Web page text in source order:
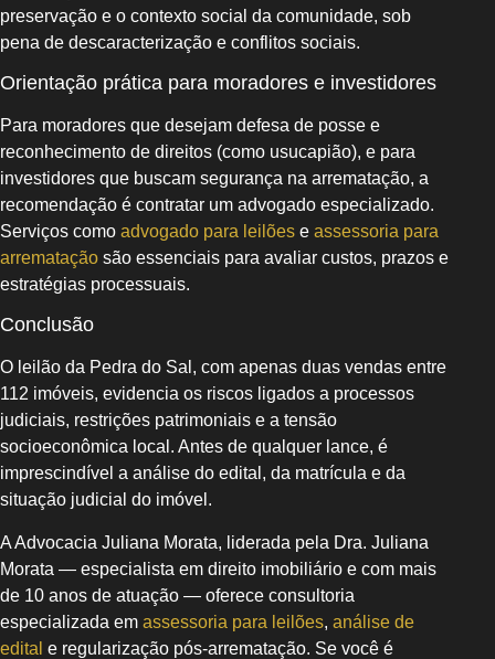
preservação e o contexto social da comunidade, sob
pena de descaracterização e conflitos sociais.
Orientação prática para moradores e investidores
Para moradores que desejam defesa de posse e
reconhecimento de direitos (como usucapião), e para
investidores que buscam segurança na arrematação, a
recomendação é contratar um advogado especializado.
Serviços como advogado para leilões e assessoria para
arrematação são essenciais para avaliar custos, prazos e
estratégias processuais.
Conclusão
O leilão da Pedra do Sal, com apenas duas vendas entre
112 imóveis, evidencia os riscos ligados a processos
judiciais, restrições patrimoniais e a tensão
socioeconômica local. Antes de qualquer lance, é
imprescindível a análise do edital, da matrícula e da
situação judicial do imóvel.
A Advocacia Juliana Morata, liderada pela Dra. Juliana
Morata — especialista em direito imobiliário e com mais
de 10 anos de atuação — oferece consultoria
especializada em assessoria para leilões, análise de
edital e regularização pós-arrematação. Se você é